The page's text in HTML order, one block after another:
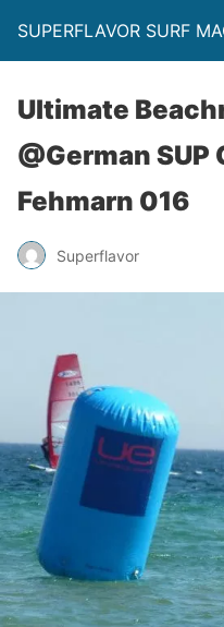
SUPERFLAVOR SURF
Ultimate
@German SUP
Fehmarn 016
Superflavor